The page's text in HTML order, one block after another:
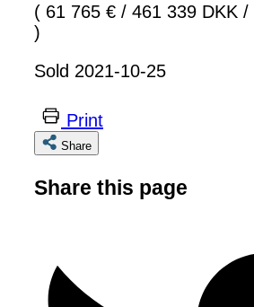
( 61 765 € / 461 339 DKK /
)
Sold 2021-10-25
Print
Share
Share this page